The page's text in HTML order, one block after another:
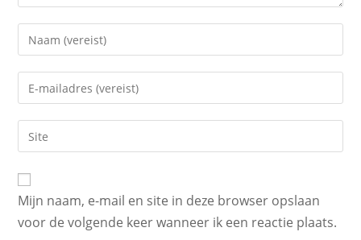
Mijn naam, e-mail en site in deze browser opslaan
voor de volgende keer wanneer ik een reactie plaats.